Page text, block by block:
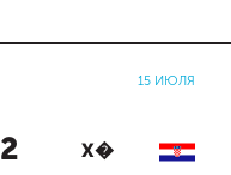
15 ИЮЛЯ
2 Х�